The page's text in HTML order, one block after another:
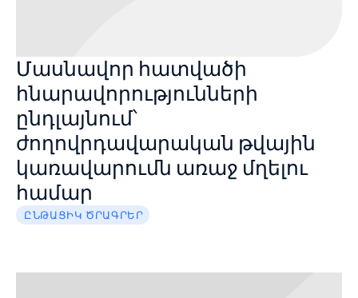
Մասնավոր հատվածի
հնարավորությունների
ընդլայնում՝
ժողովրդավարական թվային
կառավարումն առաջ մղելու
համար
ԸՆԹԱՑԻԿ ԾՐԱԳՐԵՐ